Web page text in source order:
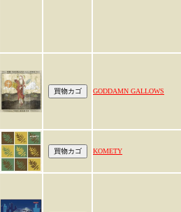
GODDAMN GALLOWS
KOMETY